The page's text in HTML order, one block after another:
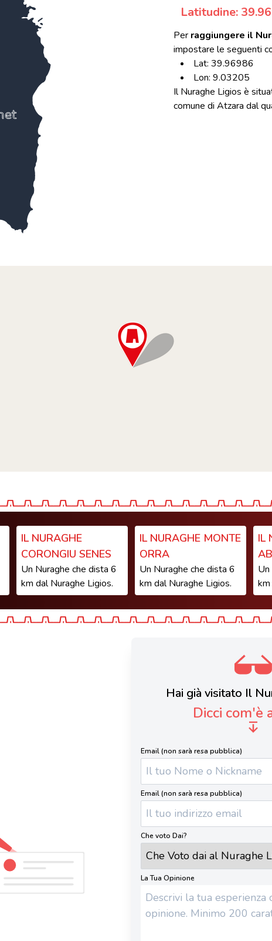
Latitudine:
Per raggiungere il
impostare le seguenti
Lat: 39.96986
Lon: 9.03205
Il Nuraghe Ligios è
comune di Atzara dal
IL NURAGHE
CORONGIU SENES
Un Nuraghe che dista 6
km dal Nuraghe Ligios.
IL NURAGHE MONTE
ORRA
Un Nuraghe che dista 6
km dal Nuraghe Ligios.
IL
Hai già visitato Il
Dicci com'è
Email (non sarà resa pubblica)
Email (non sarà resa pubblica)
Che voto Dai?
La Tua Opinione